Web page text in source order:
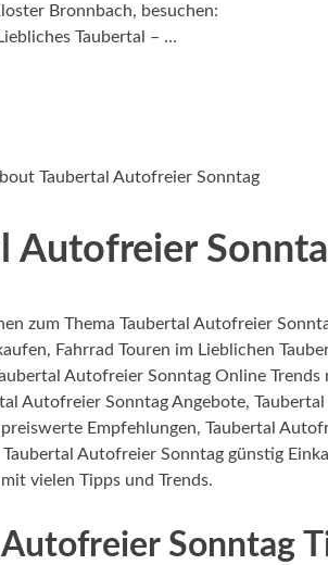
Bronnbach, besuchen:
Taubertal – …
Taubertal Autofreier Sonntag
Autofreier
zum Thema Taubertal Autofreier
Fahrrad Touren im Lieblichen
Autofreier Sonntag Online
Autofreier Sonntag Angebote,
Empfehlungen, Taubertal
Autofreier Sonntag günstig
vielen Tipps und Trends.
Autofreier Sonntag